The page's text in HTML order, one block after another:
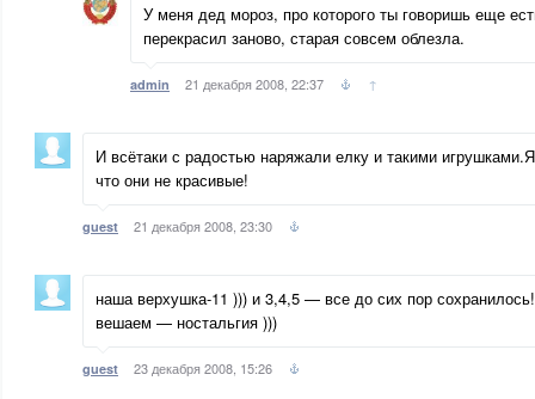
У меня дед мороз, про которого ты говоришь еще
перекрасил заново, старая совсем облезла.
admin 21 декабря 2008, 22:37 ↑
И всётаки с радостью наряжали елку и такими
что они не красивые!
guest 21 декабря 2008, 23:30
наша верхушка-11 ))) и 3,4,5 — все до сих пор
вешаем — ностальгия )))
guest 23 декабря 2008, 15:26